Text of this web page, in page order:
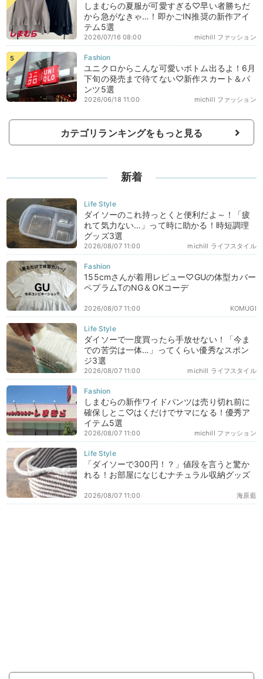
しまむらの夏服が可愛すぎる♡早い者勝ちだ
から急がなきゃ…！即かごIN推奨の新作アイ
テム5選
michill ファッション
2026/07/16 08:00
ユニクロからこんな可愛いボトム出るよ！6月
下旬の発売まで待てない♡新作スカート＆パ
ンツ5選
michill ファッション
2026/06/18 11:00
カテゴリランキングをもっと見る
新着
ダイソーのこれ持っとくと便利だよ～！「疲
れて気力ない…」って時に助かる！時短調理
グッズ3選
michill ライフスタイル
2026/08/07 11:00
155cmさんが着用レビュー♡GUの体型カバー
ペプラムTのNG＆OKコーデ
KOMUGI
2026/08/07 11:00
ダイソーで一度買ったら手放せない！「今ま
での苦労は一体…」ってくらい優秀なスポン
ジ3選
michill ライフスタイル
2026/08/07 11:00
しまむらの新作ワイドパンツは売り切れ前に
確保しとこ♡はくだけでサマになる！優秀ア
イテム5選
michill ファッション
2026/08/07 11:00
「ダイソーで300円！？」値段を言うと驚か
れる！お部屋になじむナチュラル収納グッズ
海原藍
2026/08/07 11:00